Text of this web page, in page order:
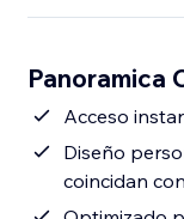
Panoramica
Acceso
Diseño
coincidan